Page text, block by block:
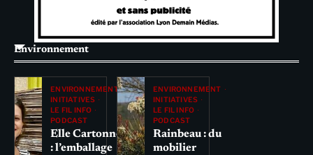
Environnement
ENVIRONNEMENT
INITIATIVES
LE FIL INFO
PODCAST
Elle Cartonne
: l’emballage
ENVIRONNEMENT
INITIATIVES
LE FIL INFO
PODCAST
Rainbeau : du
mobilier